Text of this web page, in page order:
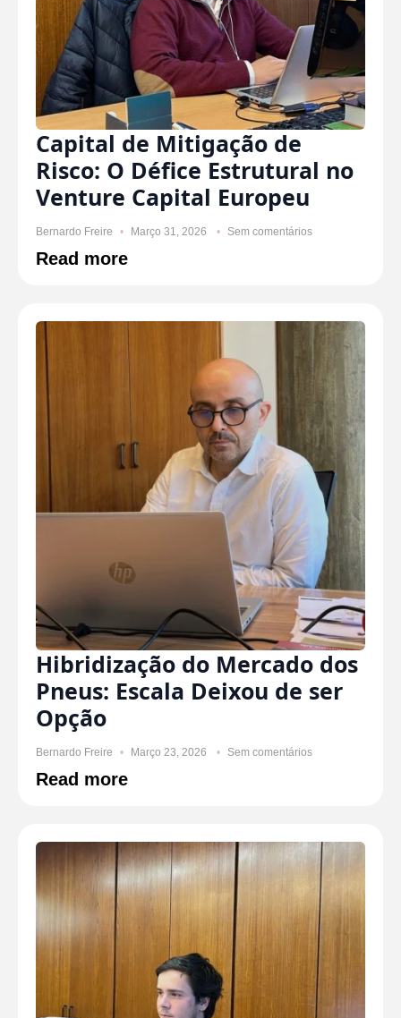
Capital de Mitigação de
Risco: O Défice Estrutural no
Venture Capital Europeu
Bernardo Freire Março 31, 2026 Sem comentários
Read more
Hibridização do Mercado dos
Pneus: Escala Deixou de ser
Opção
Bernardo Freire Março 23, 2026 Sem comentários
Read more